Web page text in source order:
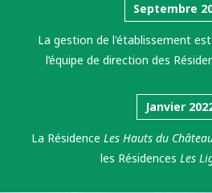
Septembre
La gestion de l'établissement
l’équipe de direction des
Janvier
La Résidence Les Hauts du
les Résidences Les